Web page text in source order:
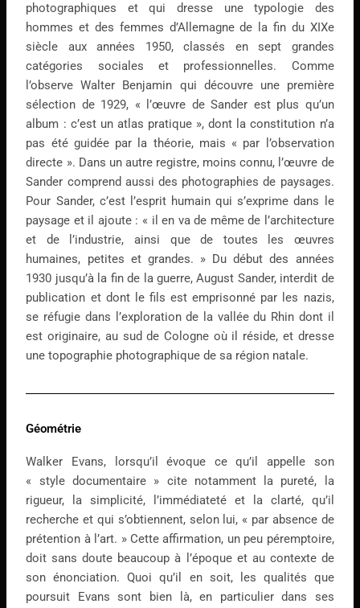
photographiques et qui dresse une typologie des
hommes et des femmes d’Allemagne de la fin du XIXe
siècle aux années 1950, classés en sept grandes
catégories sociales et professionnelles. Comme
l’observe Walter Benjamin qui découvre une première
sélection de 1929, « l’œuvre de Sander est plus qu’un
album : c’est un atlas pratique », dont la constitution n’a
pas été guidée par la théorie, mais « par l’observation
directe ». Dans un autre registre, moins connu, l’œuvre de
Sander comprend aussi des photographies de paysages.
Pour Sander, c’est l’esprit humain qui s’exprime dans le
paysage et il ajoute : « il en va de même de l’architecture
et de l’industrie, ainsi que de toutes les œuvres
humaines, petites et grandes. » Du début des années
1930 jusqu’à la fin de la guerre, August Sander, interdit de
publication et dont le fils est emprisonné par les nazis,
se réfugie dans l’exploration de la vallée du Rhin dont il
est originaire, au sud de Cologne où il réside, et dresse
une topographie photographique de sa région natale.
Géométrie
Walker Evans, lorsqu’il évoque ce qu’il appelle son
« style documentaire » cite notamment la pureté, la
rigueur, la simplicité, l’immédiateté et la clarté, qu’il
recherche et qui s’obtiennent, selon lui, « par absence de
prétention à l’art. » Cette affirmation, un peu péremptoire,
doit sans doute beaucoup à l’époque et au contexte de
son énonciation. Quoi qu’il en soit, les qualités que
poursuit Evans sont bien là, en particulier dans ses